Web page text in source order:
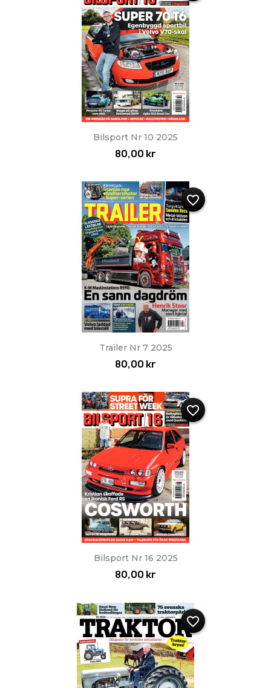
Bilsport Nr 10 2025
80,00 kr
Trailer Nr 7 2025
80,00 kr
favorite_border
Bilsport Nr 16 2025
80,00 kr
favorite_border
favorite_border